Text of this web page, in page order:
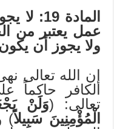
المادة
عمل يعتبر من
ولا يجوز أن
إن الله تعالى
الكافر حاكماً
تعالى: (وَلَنْ
الْمُؤْمِنِينَ سَبِيلاً)